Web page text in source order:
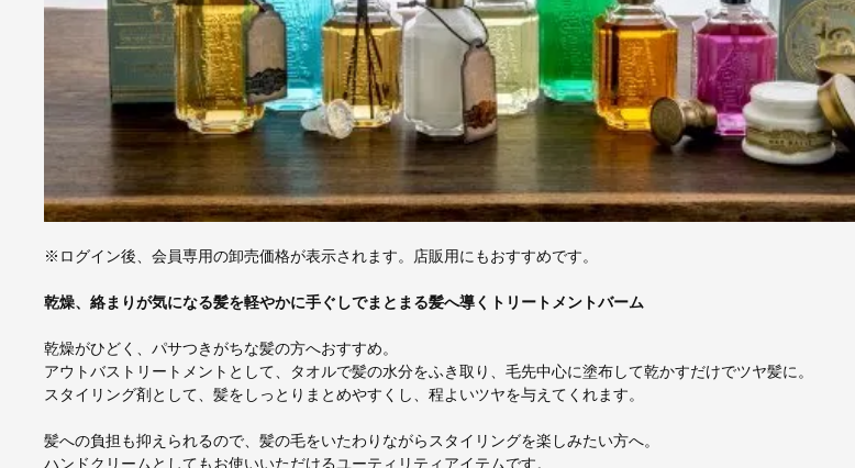
※ログイン後、会員専用の卸売価格が表示されます。店販用にもおすすめです。
乾燥、絡まりが気になる髪を軽やかに手ぐしでまとまる髪へ導くトリートメントバーム
乾燥がひどく、パサつきがちな髪の方へおすすめ。
アウトバストリートメントとして、タオルで髪の水分をふき取り、毛先中心に塗布して乾かすだけでツヤ髪に。
スタイリング剤として、髪をしっとりまとめやすくし、程よいツヤを与えてくれます。
髪への負担も抑えられるので、髪の毛をいたわりながらスタイリングを楽しみたい方へ。
ハンドクリームとしてもお使いいただけるユーティリティアイテムです。